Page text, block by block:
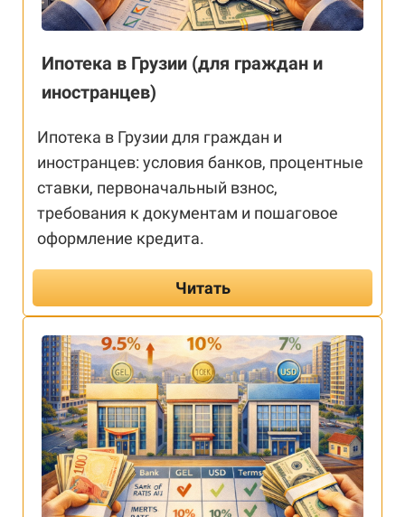
Ипотека в Грузии (для граждан и
иностранцев)
Ипотека в Грузии для граждан и
иностранцев: условия банков, процентные
ставки, первоначальный взнос,
требования к документам и пошаговое
оформление кредита.
Читать